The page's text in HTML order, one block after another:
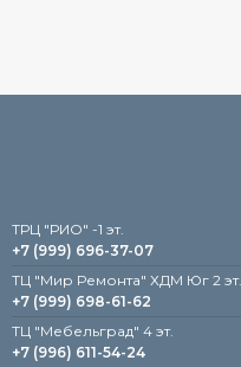
TРЦ "РИО" -1 эт.
+7 (999) 696-37-07
ТЦ "Мир Ремонта" ХДМ Юг 2 эт.
+7 (999) 698-61-62
TЦ "Мебельград" 4 эт.
+7 (996) 611-54-24